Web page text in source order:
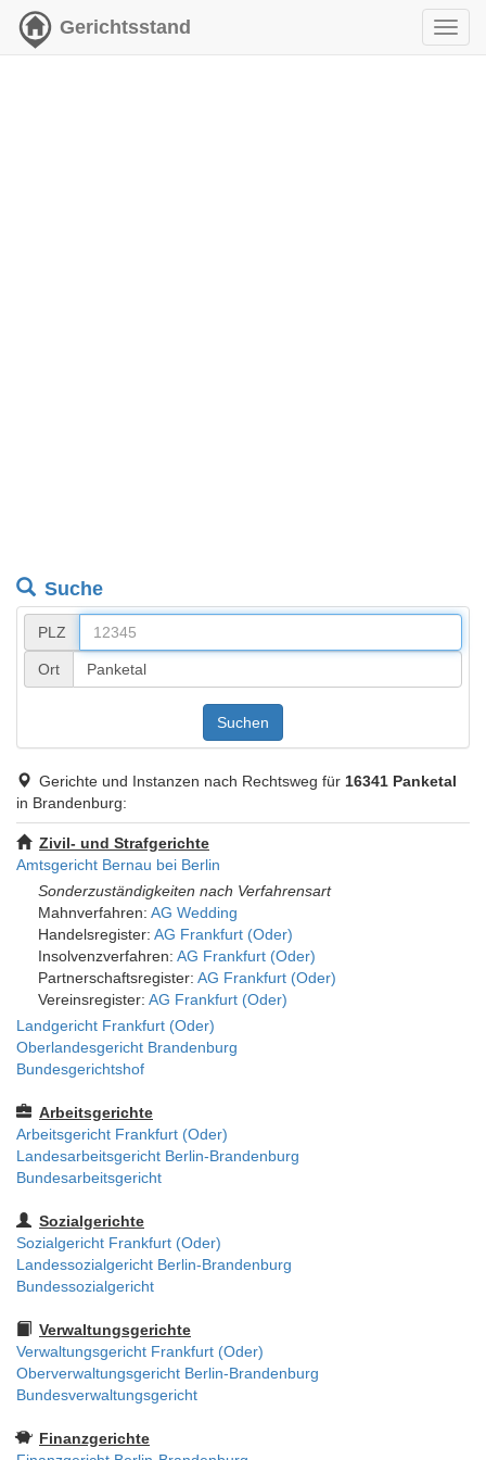
Gerichtsstand
Suche
PLZ
Ort
Suchen
Gerichte und Instanzen nach Rechtsweg für 16341 Panketal
in Brandenburg:
Zivil- und Strafgerichte
Amtsgericht Bernau bei Berlin
Sonderzuständigkeiten nach Verfahrensart
Mahnverfahren: AG Wedding
Handelsregister: AG Frankfurt (Oder)
Insolvenzverfahren: AG Frankfurt (Oder)
Partnerschaftsregister: AG Frankfurt (Oder)
Vereinsregister: AG Frankfurt (Oder)
Landgericht Frankfurt (Oder)
Oberlandesgericht Brandenburg
Bundesgerichtshof
Arbeitsgerichte
Arbeitsgericht Frankfurt (Oder)
Landesarbeitsgericht Berlin-Brandenburg
Bundesarbeitsgericht
Sozialgerichte
Sozialgericht Frankfurt (Oder)
Landessozialgericht Berlin-Brandenburg
Bundessozialgericht
Verwaltungsgerichte
Verwaltungsgericht Frankfurt (Oder)
Oberverwaltungsgericht Berlin-Brandenburg
Bundesverwaltungsgericht
Finanzgerichte